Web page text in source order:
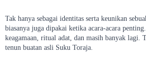
Tak hanya sebagai identitas serta keunikan
biasanya juga dipakai ketika acara-acara
keagamaan, ritual adat, dan masih banyak lagi.
tenun buatan asli Suku Toraja.